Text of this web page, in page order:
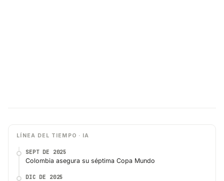
LÍNEA DEL TIEMPO · IA
SEPT DE 2025
Colombia asegura su séptima Copa Mundo
DIC DE 2025